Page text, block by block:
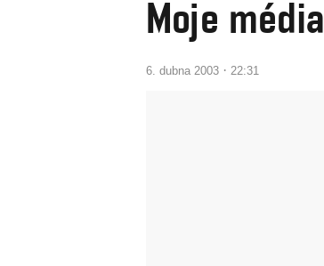
Moje média
6. dubna 2003 · 22:31